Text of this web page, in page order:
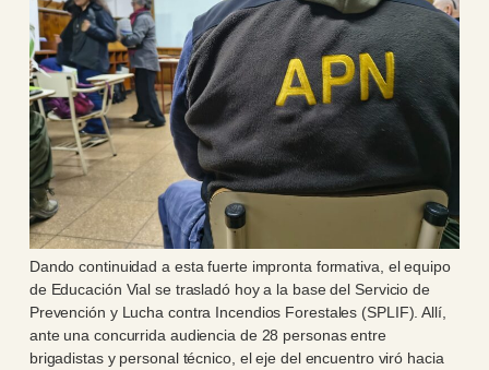
Dando continuidad a esta fuerte impronta formativa, el equipo
de Educación Vial se trasladó hoy a la base del Servicio de
Prevención y Lucha contra Incendios Forestales (SPLIF). Allí,
ante una concurrida audiencia de 28 personas entre
brigadistas y personal técnico, el eje del encuentro viró hacia